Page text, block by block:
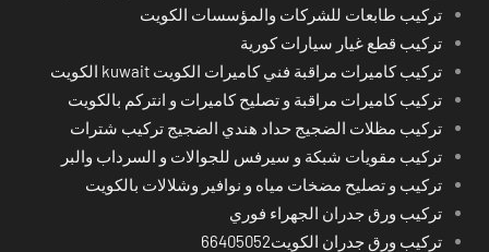
تركيب طابعات للشركات والمؤسسات الكويت
تركيب قطع غيار سيارات كورية
تركيب كاميرات مراقبة فني كاميرات الكويت kuwait الكويت
تركيب كاميرات مراقبة و تصليح كاميرات و انتركم بالكويت
تركيب مظلات الضجيج حداد هندي الضجيج تركيب شترات
تركيب مقويات شبكة و سيرفس للجوالات و السرداب والبر
تركيب و تصليح مضخات مياه و نوافير وشلالات بالكويت
تركيب ورق جدران الجهراء فوري
تركيب ورق جدران الكويت66405052